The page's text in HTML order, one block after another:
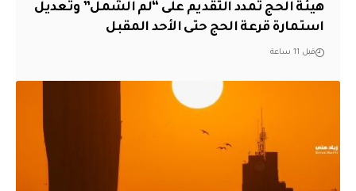
هيئة الحج تمدد التقديم على “لم الشمل” وتعديل
استمارة قرعة الحج حتى الأحد المقبل
قبل 11 ساعة